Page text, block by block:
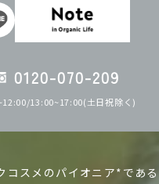
0120-070-209
13:00~17:00(土日祝除く)
コスメのパイオニア*である